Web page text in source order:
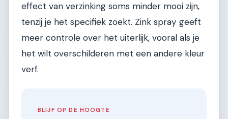
effect van verzinking soms minder mooi zijn,
tenzij je het specifiek zoekt. Zink spray geeft
meer controle over het uiterlijk, vooral als je
het wilt overschilderen met een andere kleur
verf.
BLIJF OP DE HOOGTE